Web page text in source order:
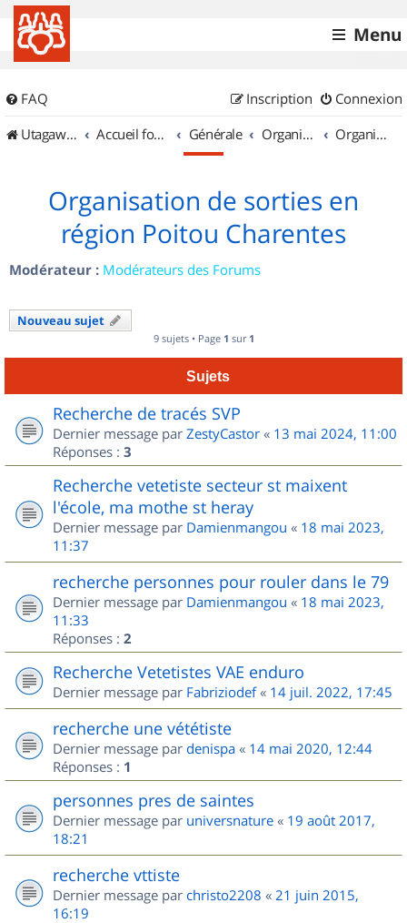
Menu
FAQ Connexion
Inscription
UtagawaVTT (Randos VTT et VTTAE avec traces GPS)
Accueil forum Générale Organisation de sorties & Recherche de partenaires Organisation de sorties en région Poitou Charentes
Organisation de sorties en
région Poitou Charentes
Modérateur : Modérateurs des Forums
Nouveau sujet
9 sujets • Page 1 sur 1
Sujets
Recherche de tracés SVP
Dernier message par ZestyCastor « 13 mai 2024, 11:00
Réponses : 3
Recherche vetetiste secteur st maixent
l'école, ma mothe st heray
Dernier message par Damienmangou « 18 mai 2023,
11:37
recherche personnes pour rouler dans le 79
Dernier message par Damienmangou « 18 mai 2023,
11:33
Réponses : 2
Recherche Vetetistes VAE enduro
Dernier message par Fabriziodef« 14 juil. 2022, 17:45
recherche une vététiste
Dernier message par denispa « 14 mai 2020, 12:44
Réponses : 1
personnes pres de saintes
Dernier message par universnature « 19 août 2017,
18:21
recherche vttiste
Dernier message par christo2208 « 21 juin 2015,
16:19